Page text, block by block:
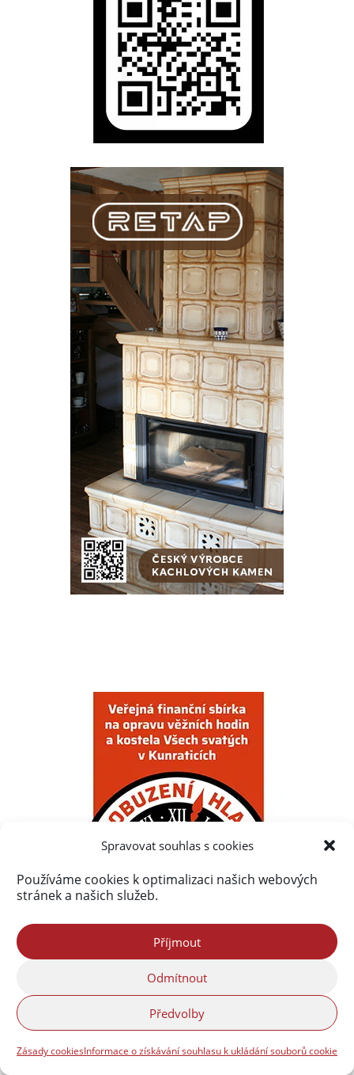
Spravovat souhlas s cookies
Používáme cookies k optimalizaci našich webových
stránek a našich služeb.
Příjmout
Odmítnout
Předvolby
Zásady cookiesInformace o získávání souhlasu k ukládání souborů cookie